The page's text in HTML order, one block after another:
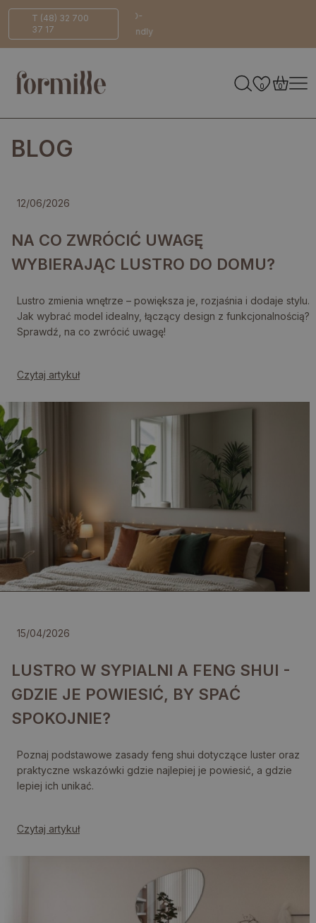
T (48) 32 700
37 17
Bezpieczna
dostawa
0 0
BLOG
12/06/2026
NA CO ZWRÓCIĆ UWAGĘ
WYBIERAJĄC LUSTRO DO DOMU?
Lustro zmienia wnętrze – powiększa je, rozjaśnia i dodaje stylu.
Jak wybrać model idealny, łączący design z funkcjonalnością?
Sprawdź, na co zwrócić uwagę!
Czytaj artykuł
15/04/2026
LUSTRO W SYPIALNI A FENG SHUI -
GDZIE JE POWIESIĆ, BY SPAĆ
SPOKOJNIE?
Poznaj podstawowe zasady feng shui dotyczące luster oraz
praktyczne wskazówki gdzie najlepiej je powiesić, a gdzie
lepiej ich unikać.
Czytaj artykuł